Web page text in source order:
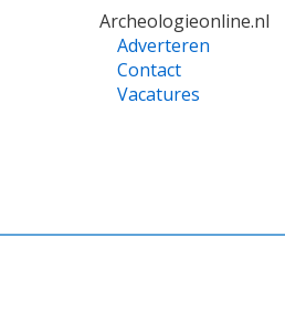
Archeologieonline.nl
Adverteren
Contact
Vacatures